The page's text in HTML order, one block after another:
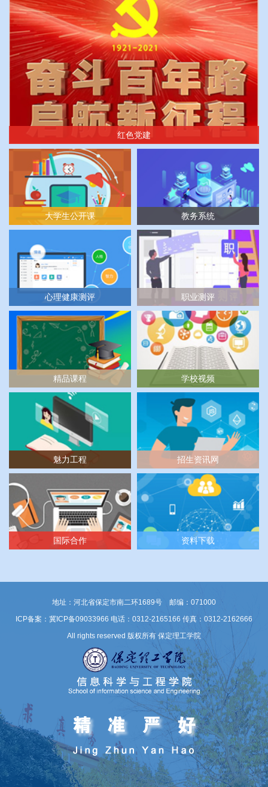
红色党建
大学生公开课 教务系统
心理健康测评 职业测评
精品课程 学校视频
魅力工程 招生资讯网
国际合作 资料下载
地址：河北省保定市南二环1689号 邮编：071000
ICP备案：冀ICP备09033966 电话：0312-2165166 传真：0312-2162666
All rights reserved 版权所有 保定理工学院